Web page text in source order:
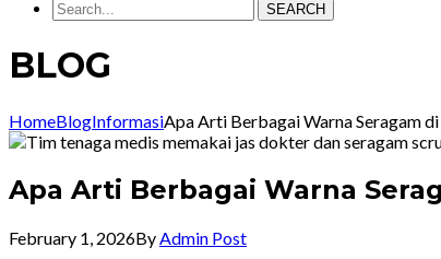
SEARCH
BLOG
HomeBlogInformasiApa Arti Berbagai Warna Seragam
Apa Arti Berbagai Warna
February 1, 2026By Admin Post